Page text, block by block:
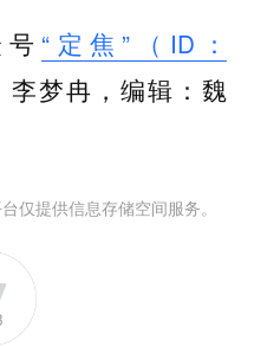
“定焦”（ID：
李梦冉，编辑：魏
仅提供信息存储空间服务。